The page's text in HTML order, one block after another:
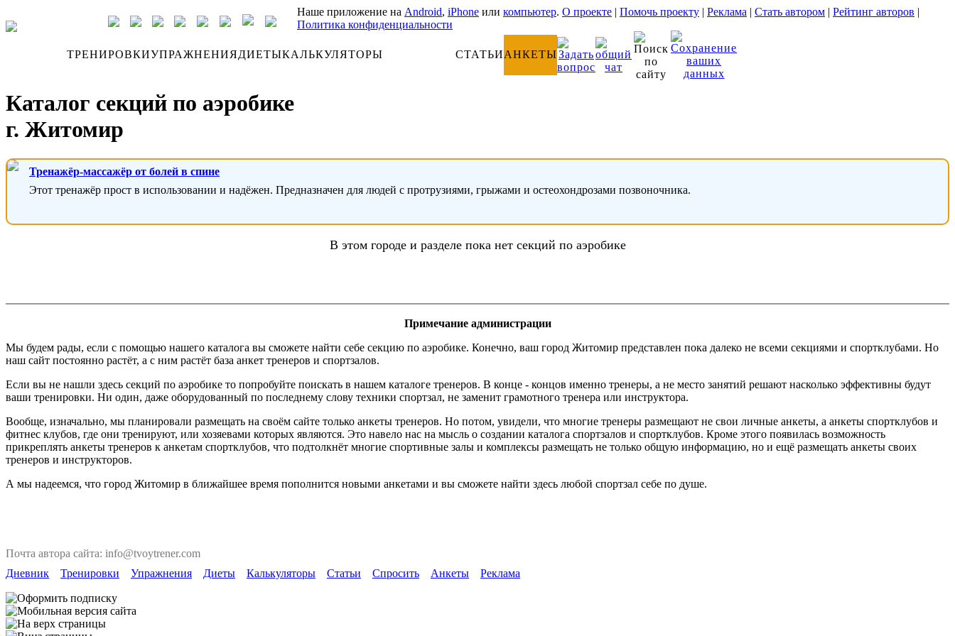
Наше приложение на Android, iPhone или компьютер. О проекте | Помочь проекту | Реклама | Стать автором | Рейтинг авторов |
Политика конфиденциальности
ТРЕНИРОВКИУПРАЖНЕНИЯДИЕТЫКАЛЬКУЛЯТОРЫ СТАТЬИАНКЕТЫ
Каталог секций по аэробике
г. Житомир
Тренажёр-массажёр от болей в спине
Этот тренажёр прост в использовании и надёжен. Предназначен для людей с протрузиями, грыжами и остеохондрозами позвоночника.
В этом городе и разделе пока нет секций по аэробике
Примечание администрации
Мы будем рады, если с помощью нашего каталога вы сможете найти себе секцию по аэробике. Конечно, ваш город Житомир представлен пока далеко не всеми секциями и спортклубами. Но
наш сайт постоянно растёт, а с ним растёт база анкет тренеров и спортзалов.
Если вы не нашли здесь секций по аэробике то попробуйте поискать в нашем каталоге тренеров. В конце - концов именно тренеры, а не место занятий решают насколько эффективны будут
ваши тренировки. Ни один, даже оборудованный по последнему слову техники спортзал, не заменит грамотного тренера или инструктора.
Вообще, изначально, мы планировали размещать на своём сайте только анкеты тренеров. Но потом, увидели, что многие тренеры размещают не свои личные анкеты, а анкеты спортклубов и
фитнес клубов, где они тренируют, или хозяевами которых являются. Это навело нас на мысль о создании каталога спортзалов и спортклубов. Кроме этого появилась возможность
прикреплять анкеты тренеров к анкетам спортклубов, что подтолкнёт многие спортивные залы и комплексы размещать не только общую информацию, но и ещё размещать анкеты своих
тренеров и инструкторов.
А мы надеемся, что город Житомир в ближайшее время пополнится новыми анкетами и вы сможете найти здесь любой спортзал себе по душе.
Почта автора сайта: info@tvoytrener.com
Дневник
Тренировки Упражнения Диеты Калькуляторы Статьи Спросить Анкеты Реклама